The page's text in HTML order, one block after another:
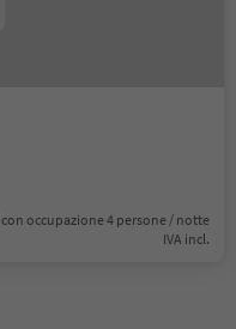
con occupazione 4 persone / notte
IVA incl.